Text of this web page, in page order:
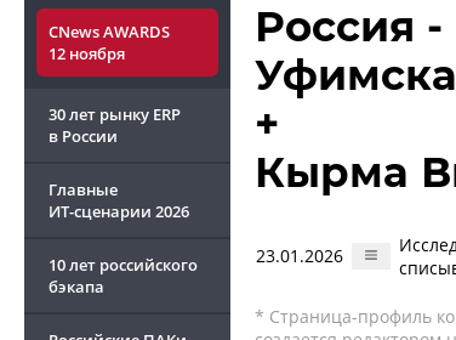
CNews AWARDS
12 ноября
30 лет рынку ERP
в России
Главные
ИТ-сценарии 2026
10 лет российского
бэкапа
Россия
+
Кырма
23.01.2026
* Страница-профиль